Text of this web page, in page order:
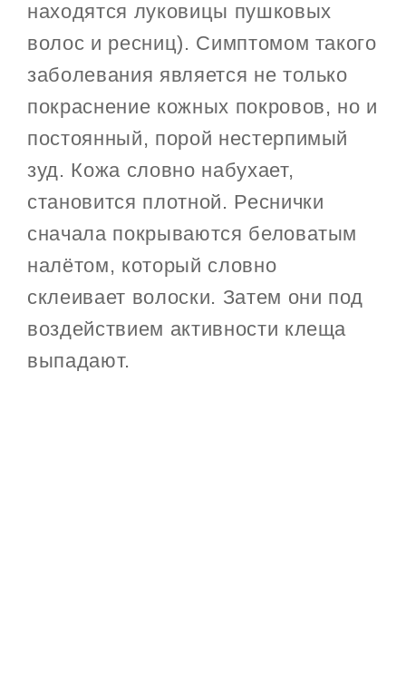
находятся луковицы пушковых
волос и ресниц). Симптомом такого
заболевания является не только
покраснение кожных покровов, но и
постоянный, порой нестерпимый
зуд. Кожа словно набухает,
становится плотной. Реснички
сначала покрываются беловатым
налётом, который словно
склеивает волоски. Затем они под
воздействием активности клеща
выпадают.